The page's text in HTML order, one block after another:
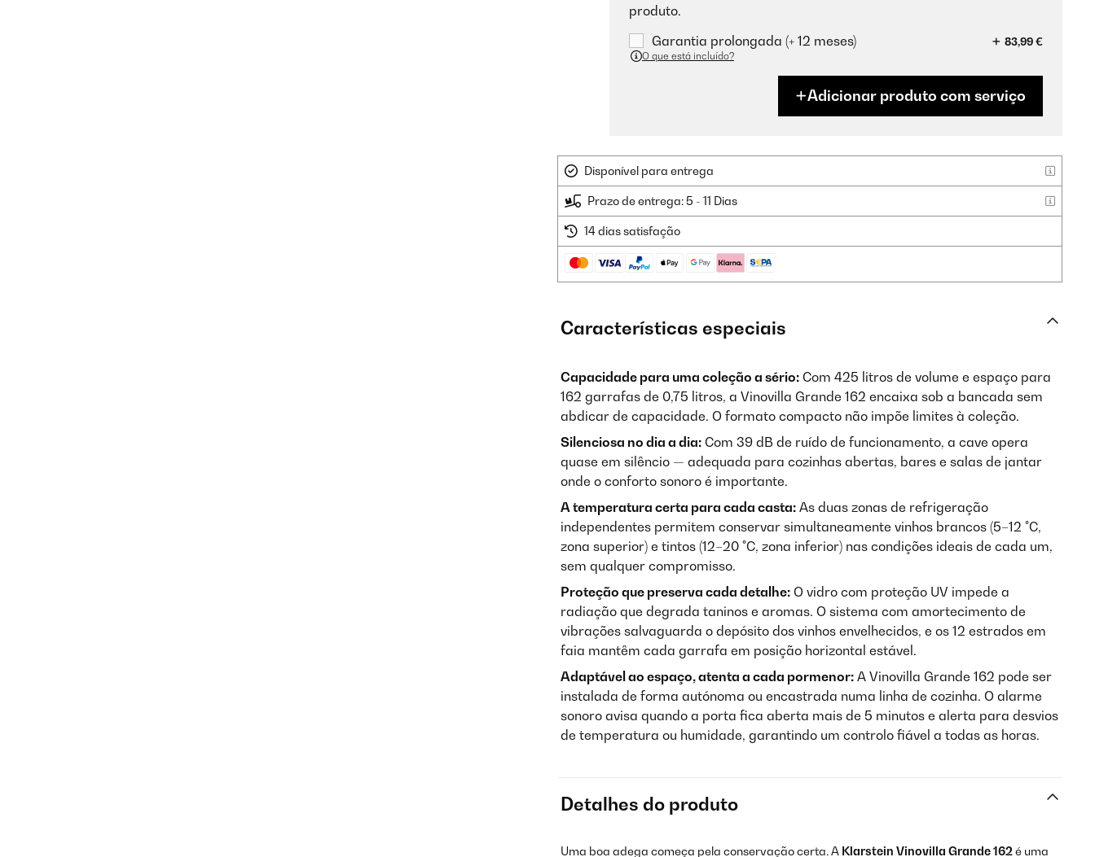
produto.
Garantia prolongada (+ 12 meses)
83,99 €
O que está incluído?
Adicionar produto com serviço
Disponível para entrega
Prazo de entrega: 5 - 11 Dias
14 dias satisfação
Características especiais
Capacidade para uma coleção a sério: Com 425 litros de volume e espaço para
162 garrafas de 0,75 litros, a Vinovilla Grande 162 encaixa sob a bancada sem
abdicar de capacidade. O formato compacto não impõe limites à coleção.
Silenciosa no dia a dia: Com 39 dB de ruído de funcionamento, a cave opera
quase em silêncio — adequada para cozinhas abertas, bares e salas de jantar
onde o conforto sonoro é importante.
A temperatura certa para cada casta: As duas zonas de refrigeração
independentes permitem conservar simultaneamente vinhos brancos (5–12 °C,
zona superior) e tintos (12–20 °C, zona inferior) nas condições ideais de cada um,
sem qualquer compromisso.
Proteção que preserva cada detalhe: O vidro com proteção UV impede a
radiação que degrada taninos e aromas. O sistema com amortecimento de
vibrações salvaguarda o depósito dos vinhos envelhecidos, e os 12 estrados em
faia mantêm cada garrafa em posição horizontal estável.
Adaptável ao espaço, atenta a cada pormenor: A Vinovilla Grande 162 pode ser
instalada de forma autónoma ou encastrada numa linha de cozinha. O alarme
sonoro avisa quando a porta fica aberta mais de 5 minutos e alerta para desvios
de temperatura ou humidade, garantindo um controlo fiável a todas as horas.
Detalhes do produto
Uma boa adega começa pela conservação certa. A Klarstein Vinovilla Grande 162é uma